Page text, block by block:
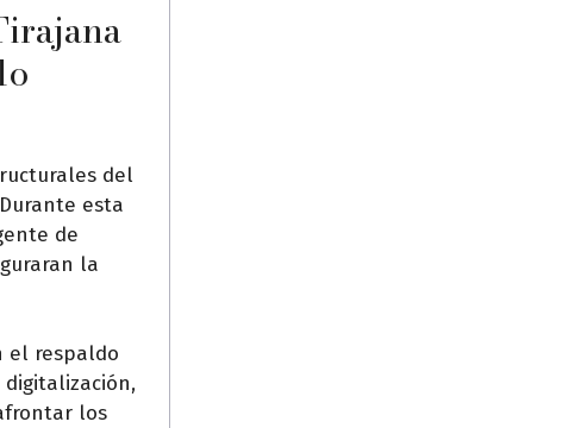
del
esta
de
la
el respaldo
los